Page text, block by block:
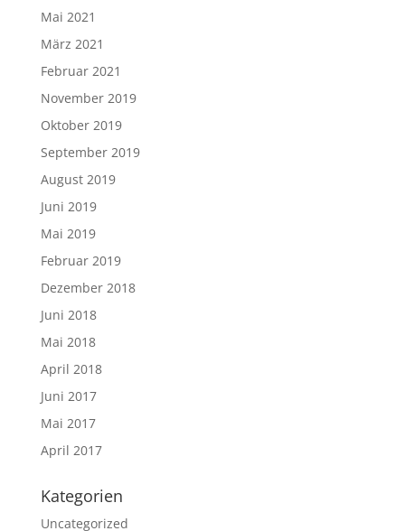
Mai 2021
März 2021
Februar 2021
November 2019
Oktober 2019
September 2019
August 2019
Juni 2019
Mai 2019
Februar 2019
Dezember 2018
Juni 2018
Mai 2018
April 2018
Juni 2017
Mai 2017
April 2017
Kategorien
Uncategorized